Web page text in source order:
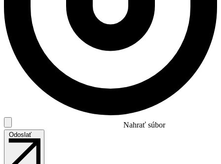
Nahrať súbor
Odoslať